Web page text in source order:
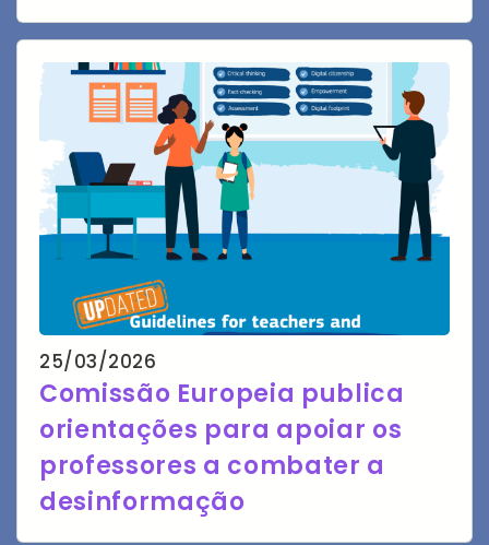
25/03/2026
Comissão Europeia publica
orientações para apoiar os
professores a combater a
desinformação